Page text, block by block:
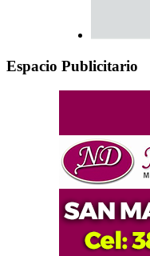
Espacio Publicitario